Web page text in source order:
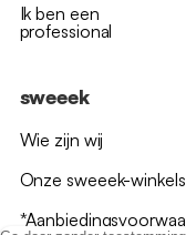
Ik ben een
professional
sweeek
Wie zijn wij
Onze sweeek-winkels